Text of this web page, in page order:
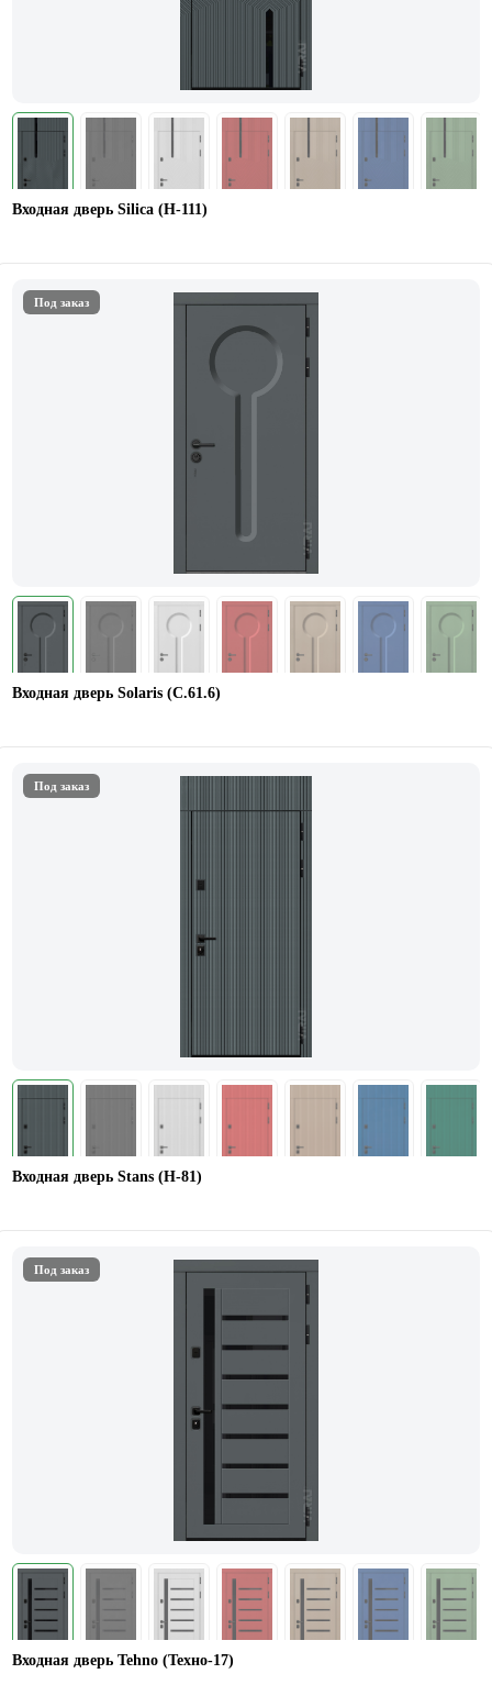
Входная дверь Silica (Н-111)
Под заказ
Входная дверь Solaris (С.61.6)
Под заказ
Входная дверь Stans (Н-81)
Под заказ
Входная дверь Tehno (Техно-17)